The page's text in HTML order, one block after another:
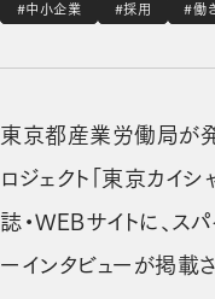
#中小企業 #採用 #働
東京都産業労働局が
ロジェクト「東京カイ
誌・WEBサイトに、ス
ーインタビューが掲載さ